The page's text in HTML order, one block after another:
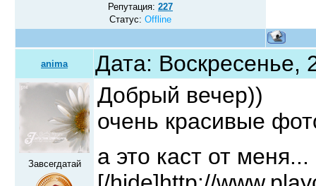
Репутация: 227
Статус: Offline
anima Дата:
Завсегдатай
Добрый вечер))
очень красивые
а это каст от меня...